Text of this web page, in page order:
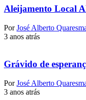
Aleijamento Local
Por José Alberto
3 anos atrás
Grávido de
Por José Alberto
3 anos atrás